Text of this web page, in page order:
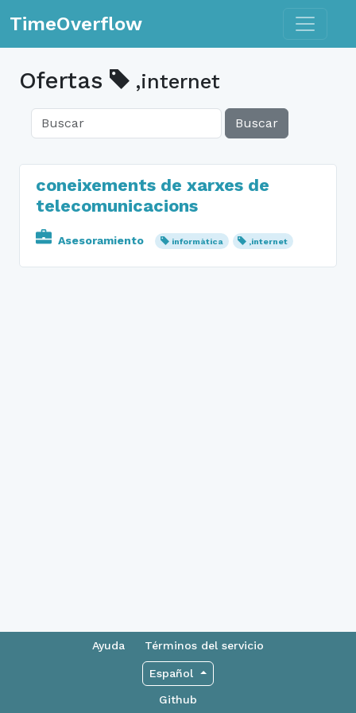
TimeOverflow Toggle
Ofertas ,internet
Buscar
coneixements de xarxes de
telecomunicacions
Asesoramiento informàtica ,internet
Ayuda Términos del servicio
Español
Github